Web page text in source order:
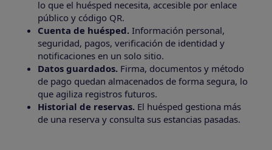
lo que el huésped necesita, accesible por enlace
público y código QR.
Cuenta de huésped. Información personal,
seguridad, pagos, verificación de identidad y
notificaciones en un solo sitio.
Datos guardados. Firma, documentos y método
de pago quedan almacenados de forma segura, lo
que agiliza registros futuros.
Historial de reservas. El huésped gestiona más
de una reserva y consulta sus estancias pasadas.